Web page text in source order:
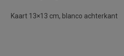
Kaart 13×13 cm, blanco achterkant